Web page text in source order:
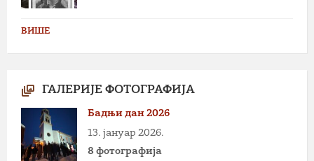
ВИШЕ
ГАЛЕРИЈЕ ФОТОГРАФИЈА
Бадњи дан 2026
13. јануар 2026.
8 фотографија